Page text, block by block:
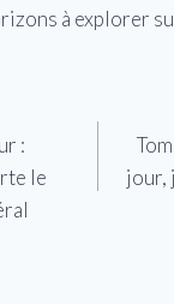
à explorer
:
le
jour,